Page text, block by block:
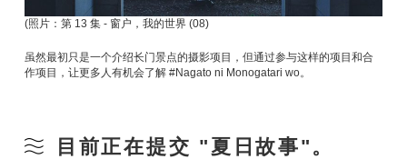
(照片：第 13 集 - 窗户，我的世界 (08)
虽然最初只是一个介绍长门景点的摄影项目，但通过参与这样的项目和合
作项目，让更多人有机会了解 #Nagato ni Monogatari wo。
目前正在提交 "夏日故事"。